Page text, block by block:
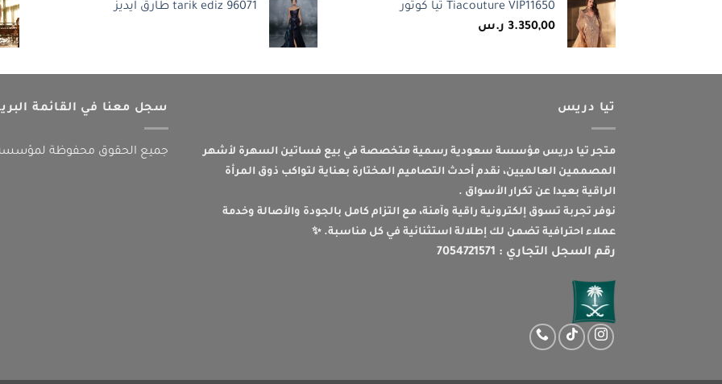
Tiacouture VIP11650 تيا كوتور
3.350,00 ر.س
2.550,00 ر.س.tarik ediz 96071 طارق ايديز
تيا دريس
متجر تيا دريس مؤسسة سعودية رسمية متخصصة في بيع فساتين السهرة لأشهر
المصممين العالميين، نقدم أحدث التصاميم المختارة بعناية لتواكب ذوق المرأة
الراقية بعيدا عن تكرار الأسواق .
نوفر تجربة تسوق إلكترونية راقية وآمنة، مع التزام كامل بالجودة والأصالة وخدمة
عملاء احترافية تضمن لك إطلالة استثنائية في كل مناسبة. ✨
رقم السجل التجاري : 7054721571
سجل معنا في القائمة
جميع الحقوق محفوظة لمؤسسة